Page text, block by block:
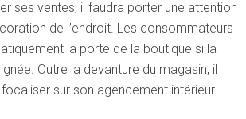
ses ventes, il faudra porter une attention
de l’endroit. Les consommateurs
la porte de la boutique si la
Outre la devanture du magasin, il
sur son agencement intérieur.